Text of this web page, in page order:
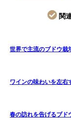
関
世界で主流のブドウ栽
ワインの味わいを左右
春の訪れを告げるブド